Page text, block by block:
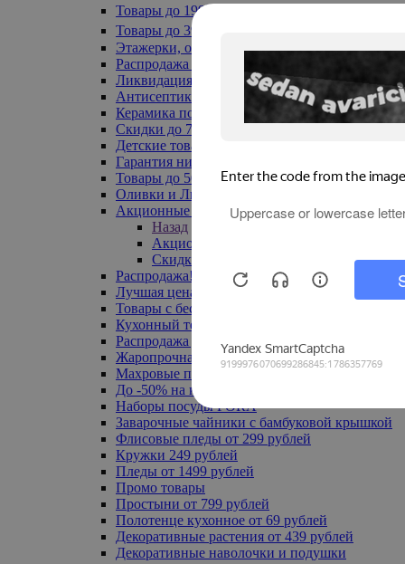
Товары до 199₽
Товары до 399₽
Этажерки, обувницы
Распродажа текстиля до -50%
Ликвидация до -70%
Антисептики
Керамика по 129 руб
Скидки до 70%
Детские товары
Гарантия низкой цены
Товары до 500 руб
Оливки и Лимоны
Акционные товары
Назад
Акционные товары
Скидка 20% по промокоду
Распродажа! Ульяновск до -70%
Лучшая цена
Товары с бесплатной доставкой
Кухонный текстиль
Распродажа до -50%
Жаропрочная посуда
Махровые полотенца
До -50% на ковры
Наборы посуды FORA
Заварочные чайники с бамбуковой крышкой
Флисовые пледы от 299 рублей
Кружки 249 рублей
Пледы от 1499 рублей
Промо товары
Простыни от 799 рублей
Полотенце кухонное от 69 рублей
Декоративные растения от 439 рублей
Декоративные наволочки и подушки